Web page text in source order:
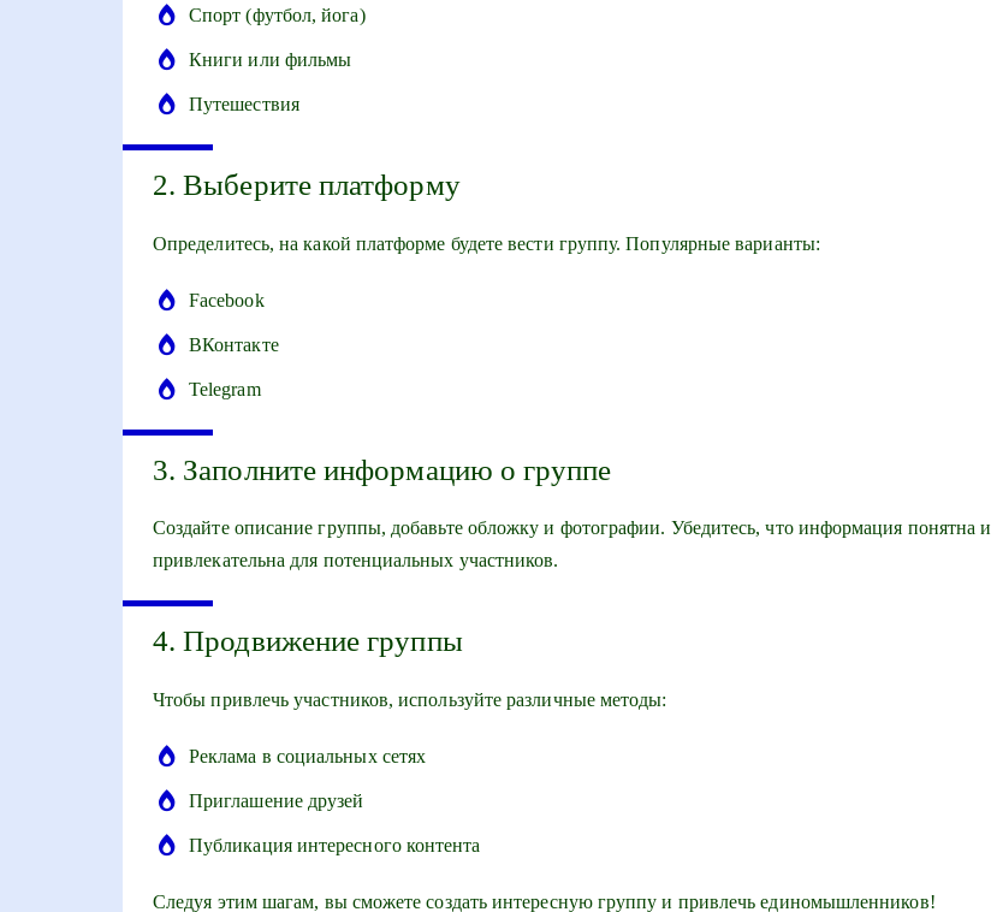
Спорт (футбол, йога)
Книги или фильмы
Путешествия
2. Выберите платформу
Определитесь, на какой платформе будете вести группу. Популярные варианты:
Facebook
ВКонтакте
Telegram
3. Заполните информацию о группе
Создайте описание группы, добавьте обложку и фотографии. Убедитесь, что информация понятна и
привлекательна для потенциальных участников.
4. Продвижение группы
Чтобы привлечь участников, используйте различные методы:
Реклама в социальных сетях
Приглашение друзей
Публикация интересного контента
Следуя этим шагам, вы сможете создать интересную группу и привлечь единомышленников!